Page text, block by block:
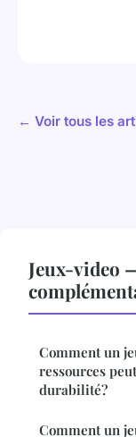
← Voir tous les
Jeux-video
Comment un
ressources
durabilité?
Comment un